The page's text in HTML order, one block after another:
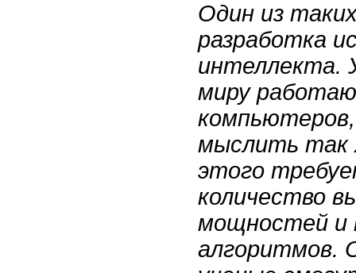
Один из
разработка
интеллекта.
миру
мыслить так
этого
количество
мощностей и
алгоритмов.